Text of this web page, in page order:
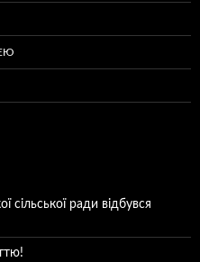
сільської ради відбувся